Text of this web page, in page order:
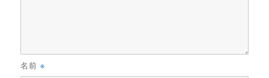
名前※